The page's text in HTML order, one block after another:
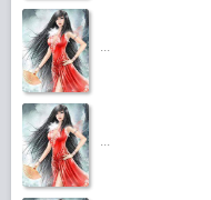
...
...